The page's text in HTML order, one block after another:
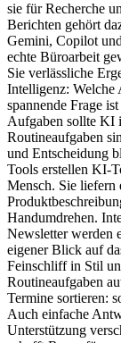
sie für Recherche
Berichten gehört
Gemini, Copilot
echte Büroarbeit
Sie verlässliche
Intelligenz:
spannende Frage
Aufgaben sollte KI
Routineaufgaben
und Entscheidung
Tools erstellen KI-
Mensch. Sie liefern
Handumdrehen.
Newsletter werden
eigener Blick auf
Feinschliff in Stil
Routineaufgaben
Termine sortieren:
Auch einfache
Unterstützung